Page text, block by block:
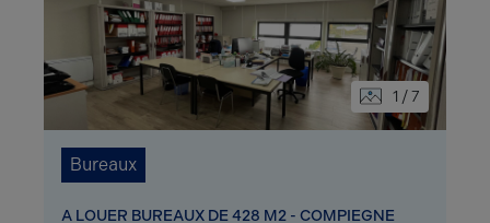
1 / 7
Bureaux
A LOUER BUREAUX DE 428 M2 - COMPIEGNE